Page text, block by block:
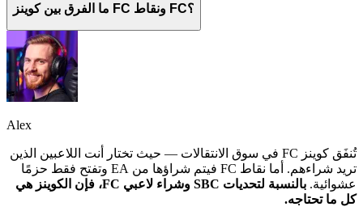
ما الفرق بين كوينز FC ونقاط FC؟
Alex
تُنفَق كوينز FC في سوق الانتقالات — حيث تختار أنت اللاعبين الذين
تريد شراءهم. أما نقاط FC فيتم شراؤها من EA وتفتح فقط حزمًا
عشوائية.
بالنسبة لتحديات SBC وشراء لاعبي FC، فإن الكوينز هي
كل ما تحتاجه.